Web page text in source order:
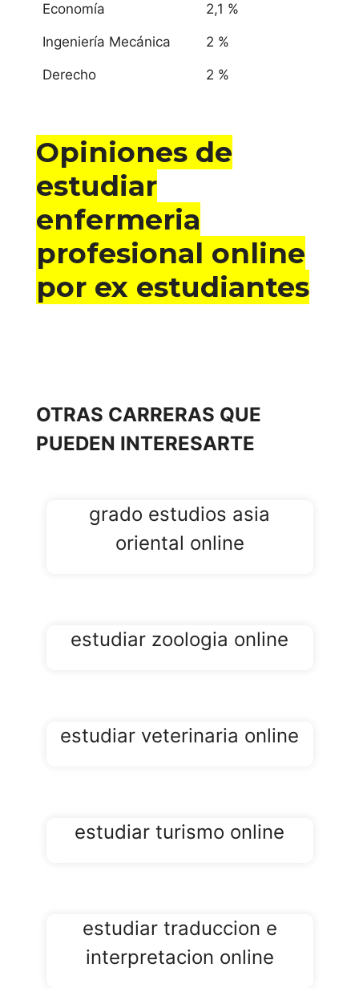
Economía 2,1 %
Ingeniería Mecánica 2 %
Derecho 2 %
Opiniones de
estudiar
enfermeria
profesional online
por ex estudiantes
OTRAS CARRERAS QUE
PUEDEN INTERESARTE
grado estudios asia
oriental online
estudiar zoologia online
estudiar veterinaria online
estudiar turismo online
estudiar traduccion e
interpretacion online